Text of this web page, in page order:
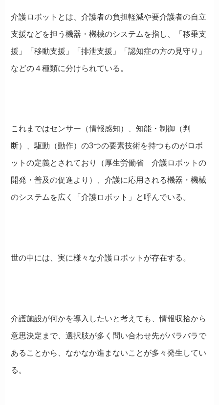
介護ロボットとは、介護者の負担軽減や要介護者の自立
支援などを担う機器・機械のシステムを指し、 「移乗支
援」「移動支援」「排泄支援」「認知症の方の見守り」
などの４種類に分けられている 。
これまではセンサー（情報感知）、知能・制御（判
断）、駆動（動作）の3つの要素技術を持つものがロボ
ットの定義とされており（厚生労働省 介護ロボットの
開発・普及の促進より）、介護に応用される機器・機械
のシステムを広く「介護ロボット」と呼んでいる。
世の中には、実に様々な介護ロボットが存在する。
介護施設が何かを導入したいと考えても、情報収拾から
意思決定まで、選択肢が多く問い合わせ先がバラバラで
あることから、なかなか進まないことが多々発生してい
る。